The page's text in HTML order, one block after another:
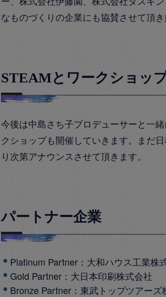
なものづくりの企業にも協賛させて頂き
STEAMとワークショッ
今後は中島さち子プロデューサーと一
クショップも開催していきます。まだ
り次第アナウンスさせて頂きます。
パートナー企業
Platinum Partner： 大和ハウス工業株
Gold Partner： 大日本印刷株式会社
Bronze Partner： 東武トップツアーズ